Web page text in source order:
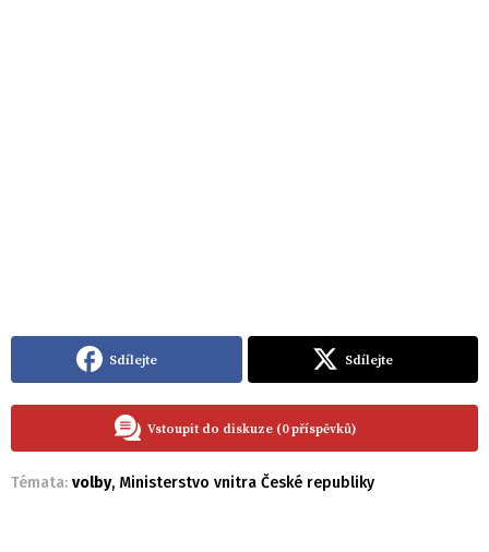
Sdílejte Sdílejte
Vstoupit do diskuze (0 příspěvků)
Témata: volby, Ministerstvo vnitra České republiky